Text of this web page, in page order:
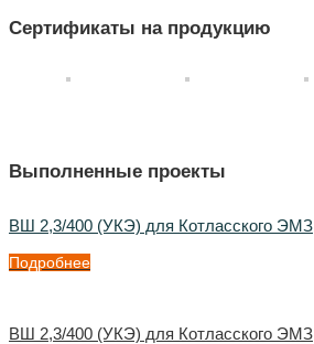
Сертификаты на продукцию
Выполненные проекты
ВШ 2,3/400 (УКЭ) для Котласского ЭМЗ
Подробнее
ВШ 2,3/400 (УКЭ) для Котласского ЭМЗ